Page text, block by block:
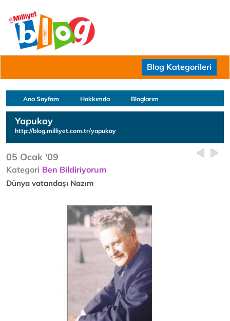
Blog Kategorileri
Ana Sayfam Hakkımda Bloglarım
Yapukay
http://blog.milliyet.com.tr/yapukay
05 Ocak '09
Kategori Ben Bildiriyorum
Dünya vatandaşı Nazım